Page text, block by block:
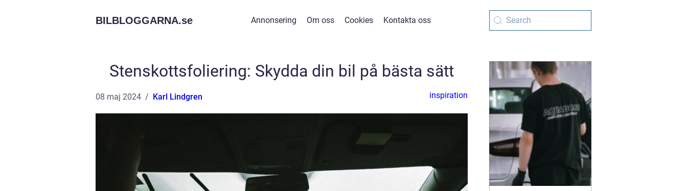
BILBLOGGARNA.se Annonsering Om oss Cookies Kontakta oss
Stenskottsfoliering: Skydda din bil på bästa sätt
08 maj 2024 Karl Lindgren inspiration